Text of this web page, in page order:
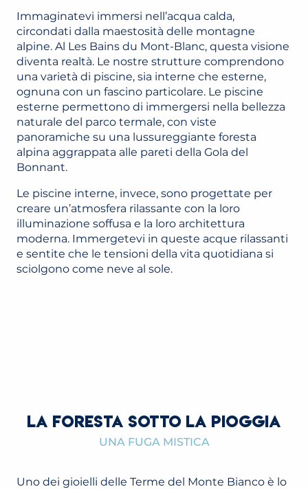
Immaginatevi immersi nell’acqua calda,
circondati dalla maestosità delle montagne
alpine. Al Les Bains du Mont-Blanc, questa visione
diventa realtà. Le nostre strutture comprendono
una varietà di piscine, sia interne che esterne,
ognuna con un fascino particolare. Le piscine
esterne permettono di immergersi nella bellezza
naturale del parco termale, con viste
panoramiche su una lussureggiante foresta
alpina aggrappata alle pareti della Gola del
Bonnant.
Le piscine interne, invece, sono progettate per
creare un’atmosfera rilassante con la loro
illuminazione soffusa e la loro architettura
moderna. Immergetevi in queste acque rilassanti
e sentite che le tensioni della vita quotidiana si
sciolgono come neve al sole.
LA FORESTA SOTTO LA PIOGGIA
UNA FUGA MISTICA
Uno dei gioielli delle Terme del Monte Bianco è lo